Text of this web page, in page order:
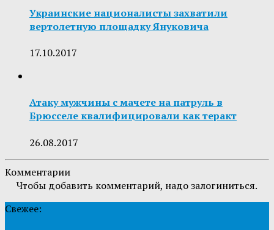
Украинские националисты захватили
вертолетную площадку Януковича
17.10.2017
Атаку мужчины с мачете на патруль в
Брюсселе квалифицировали как теракт
26.08.2017
Комментарии
Чтобы добавить комментарий, надо залогиниться.
Свежее: